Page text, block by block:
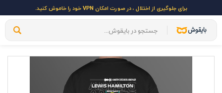
برای جلوگیری از اختلال ، در صورت امکان VPN خود را خاموش کنید.